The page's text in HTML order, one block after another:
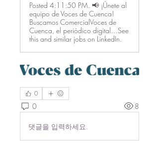
Posted 4:11:50 PM. 📢 ¡Únete al
equipo de Voces de Cuenca!
Buscamos ComercialVoces de
Cuenca, el periódico digital…See
this and similar jobs on LinkedIn.
0
0 8
댓글을 입력하세요.